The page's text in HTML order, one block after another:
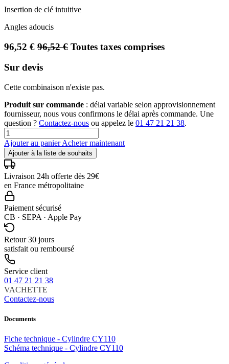
Insertion de clé intuitive
Angles adoucis
96,52 € 96,52€ Toutes taxes comprises
Sur devis
Cette combinaison n'existe pas.
Produit sur commande : délai variable selon approvisionnement
fournisseur, nous vous confirmons le délai après commande. Une
question ? Contactez-nous ou appelez le 01 47 21 21 38.
Ajouter au panierAcheter maintenant
Ajouter à la liste de souhaits
Livraison 24h offerte dès 29€
en France métropolitaine
Paiement sécurisé
CB · SEPA · Apple Pay
Retour 30 jours
satisfait ou remboursé
Service client
01 47 21 21 38
VACHETTE
Contactez-nous
Documents
Fiche technique - Cylindre CY110
Schéma technique - Cylindre CY110